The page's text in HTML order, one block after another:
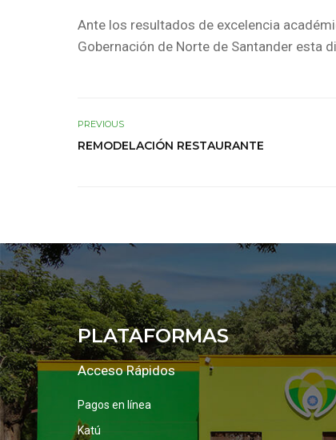
Ante los resultados de excelencia
Gobernación de Norte de Santander esta
PREVIOUS
REMODELACIÓN RESTAURANTE
PLATAFORMAS
Acceso Rápidos
Pagos en línea
Katú